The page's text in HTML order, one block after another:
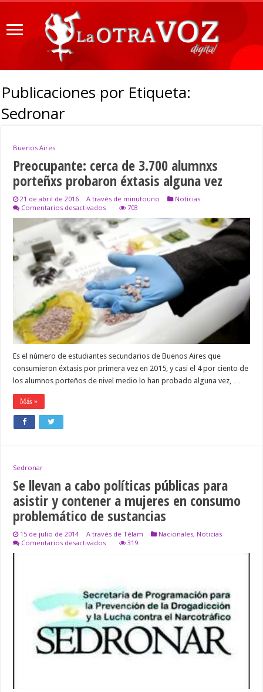
Publicaciones por Etiqueta:
Sedronar
Buenos Aires
Preocupante: cerca de 3.700 alumnxs
porteñxs probaron éxtasis alguna vez
21 de abril de 2016 A través de minutouno
Noticias
Comentarios desactivadosen
Preocupante:
cerca
de
alumnxs
porteñxs
probaron
éxtasis
alguna
vez
703
Es el número de estudiantes secundarios de Buenos Aires que
consumieron éxtasis por primera vez en 2015, y casi el 4 por ciento de
los alumnos porteños de nivel medio lo han probado alguna vez, …
Más »
Sedronar
Se llevan a cabo políticas públicas para
asistir y contener a mujeres en consumo
problemático de sustancias
15 de julio de 2014 A través de Télam Nacionales, Noticias
Comentarios desactivadosen
políticas
públicas
para
asistir
y
contener
a
mujeres
en
319